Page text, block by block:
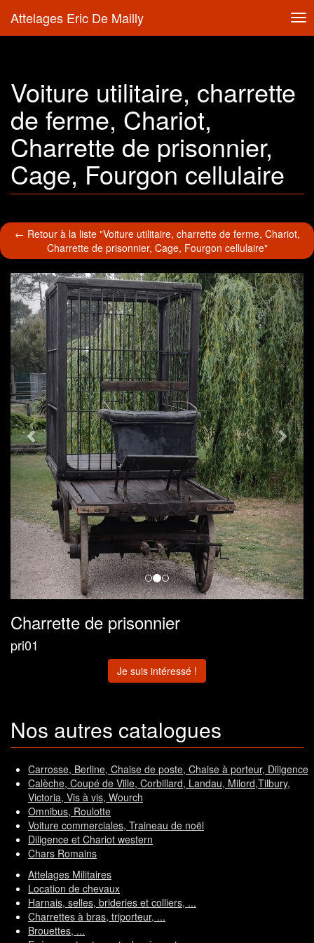
Attelages Eric De Mailly
Voiture utilitaire, charrette
de ferme, Chariot,
Charrette de prisonnier,
Cage, Fourgon cellulaire
← Retour à la liste "Voiture utilitaire, charrette de ferme, Chariot,
Charrette de prisonnier, Cage, Fourgon cellulaire"
Charrette de prisonnier
pri01
Je suis intéressé !
Nos autres catalogues
Carrosse, Berline, Chaise de poste, Chaise à porteur, Diligence
Calèche, Coupé de Ville, Corbillard, Landau, Milord,Tilbury,
Victoria, Vis à vis, Wourch
Omnibus, Roulotte
Voiture commerciales, Traineau de noël
Diligence et Chariot western
Chars Romains
Attelages Militaires
Location de chevaux
Harnais, selles, brideries et colliers, ...
Charrettes à bras, triporteur, ...
Brouettes, ...